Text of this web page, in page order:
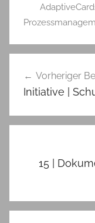
Vorheriger
Initiative |
15 |